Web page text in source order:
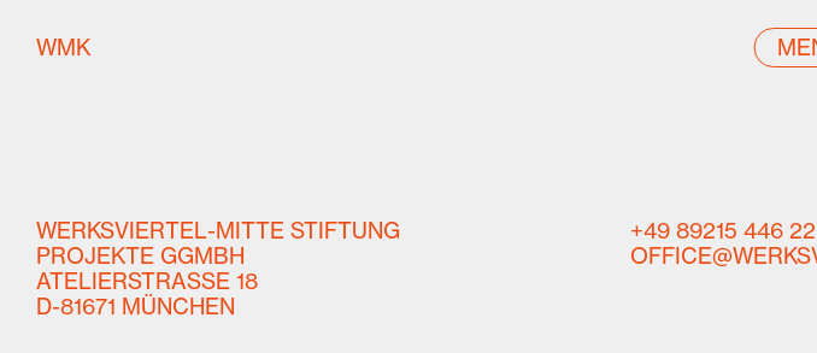
WERKSVIERTEL–
MITTE
KUNST
WERKSVIERTEL-MITTE STIFTUNG
PROJEKTE GGMBH
ATELIERSTRASSE 18
D-81671 MÜNCHEN
+49 89215 446